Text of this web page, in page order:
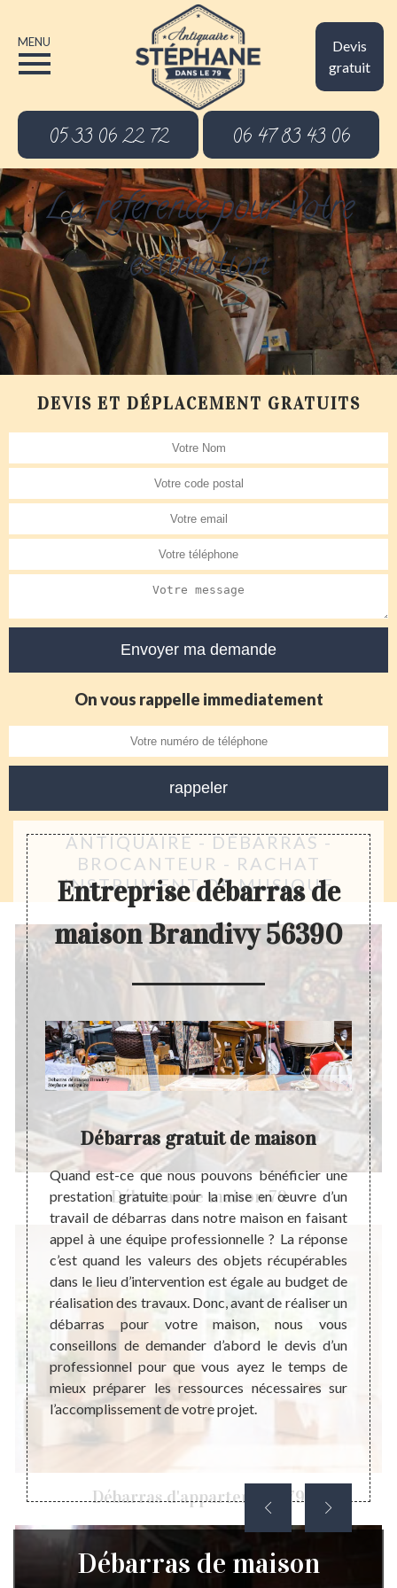
Devis
gratuit
MENU
05 33 06 22 72 06 47 83 43 06
La référence pour votre
estimation
DEVIS ET DÉPLACEMENT GRATUITS
On vous rappelle immediatement
ANTIQUAIRE - DÉBARRAS -
BROCANTEUR - RACHAT
INSTRUMENT DE MUSIQUE
Débarras de maison 79
Débarras d'appartement 79
Entreprise débarras de
maison Brandivy 56390
des
nous
du
la
Ces
les
la
Pour
Débarras gratuit de maison
Quand est-ce que nous pouvons bénéficier une
prestation gratuite pour la mise en œuvre d’un
travail de débarras dans notre maison en faisant
appel à une équipe professionnelle ? La réponse
c’est quand les valeurs des objets récupérables
dans le lieu d’intervention est égale au budget de
réalisation des travaux. Donc, avant de réaliser un
débarras pour votre maison, nous vous
conseillons de demander d’abord le devis d’un
professionnel pour que vous ayez le temps de
mieux préparer les ressources nécessaires sur
l’accomplissement de votre projet.
Un
pas
sont
veut
Débarras de maison